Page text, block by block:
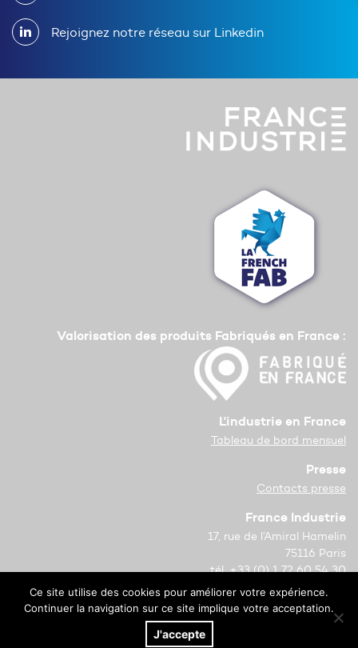
Rejoignez notre réseau sur Linkedin
Valorisation des produits Fabriqués en France :
L'industrie en France
Tableau de bord mensuel
Presse
Contacts presse
France Industrie
17, rue de l’Amiral Hamelin
75116 Paris
tél. +33 (0) 1 72 60 54 30
Copyright © 2021 France Industrie
Mentions légales
Ce site utilise des cookies pour améliorer votre expérience.
Continuer la navigation sur ce site implique votre acceptation.
J'accepte